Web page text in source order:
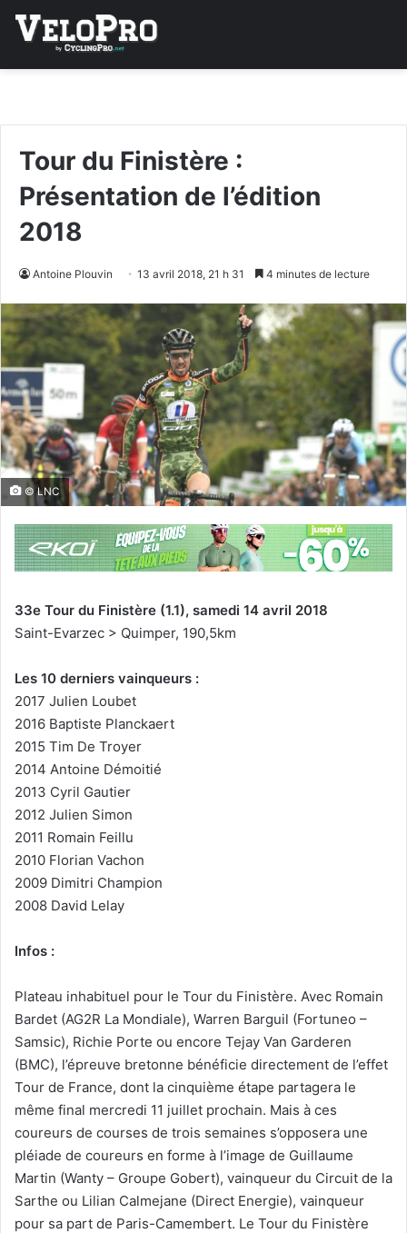
Tour du Finistère :
Présentation de l’édition
2018
Antoine Plouvin 13 avril 2018, 21 h 31 4 minutes de lecture
© LNC
33e Tour du Finistère (1.1), samedi 14 avril 2018
Saint-Evarzec > Quimper, 190,5km
Les 10 derniers vainqueurs :
2017 Julien Loubet
2016 Baptiste Planckaert
2015 Tim De Troyer
2014 Antoine Démoitié
2013 Cyril Gautier
2012 Julien Simon
2011 Romain Feillu
2010 Florian Vachon
2009 Dimitri Champion
2008 David Lelay
Infos :
Plateau inhabituel pour le Tour du Finistère. Avec Romain
Bardet (AG2R La Mondiale), Warren Barguil (Fortuneo –
Samsic), Richie Porte ou encore Tejay Van Garderen
(BMC), l’épreuve bretonne bénéficie directement de l’effet
Tour de France, dont la cinquième étape partagera le
même final mercredi 11 juillet prochain. Mais à ces
coureurs de courses de trois semaines s’opposera une
pléiade de coureurs en forme à l’image de Guillaume
Martin (Wanty – Groupe Gobert), vainqueur du Circuit de la
Sarthe ou Lilian Calmejane (Direct Energie), vainqueur
pour sa part de Paris-Camembert. Le Tour du Finistère